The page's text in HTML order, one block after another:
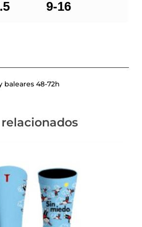
9-16
baleares 48-72h